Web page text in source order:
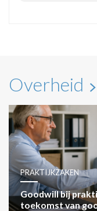
Overheid
PRAKTIJKZAKEN
Goodwill bij
toekomst van